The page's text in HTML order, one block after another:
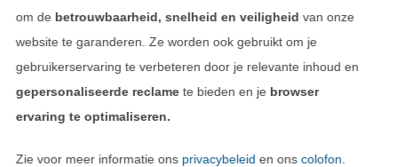
Nederlands
Wissel naar deFrançais
Wissel naar de
om de betrouwbaarheid, snelheid en veiligheid van onze
website te garanderen. Ze worden ook gebruikt om je
gebruikerservaring te verbeteren door je relevante inhoud en
gepersonaliseerde reclamete bieden en je browser
ervaring te optimaliseren.
Zie voor meer informatie ons privacybeleid en ons colofon